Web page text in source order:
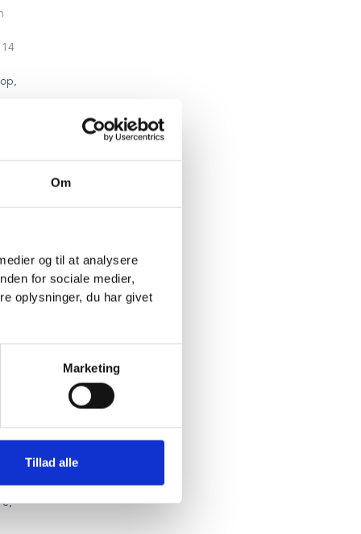
Om
og til at analysere
for sociale medier,
oplysninger, du har givet
Marketing
Tillad alle